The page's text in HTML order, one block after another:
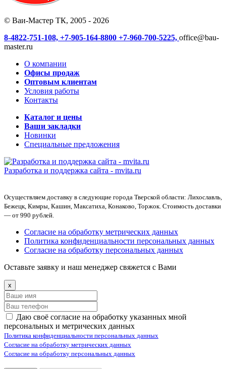
© Ваи-Мастер ТК, 2005 - 2026
8-4822-751-108, +7-905-164-8800 +7-960-700-5225, office@bau-
master.ru
О компании
Офисы продаж
Оптовым клиентам
Условия работы
Контакты
Каталог и цены
Ваши закладки
Новинки
Специальные предложения
Разработка и поддержка сайта - mvita.ru
Осуществляем доставку в следующие города Тверской области: Лихославль,
Бежецк, Кимры, Кашин, Максатиха, Конаково, Торжок. Стоимость доставки
— от 990 рублей.
Согласие на обработку метрических данных
Политика конфиденциальности персональных данных
Согласие на обработку персональных данных
Оставьте заявку и наш менеджер свяжется с Вами
x
Даю своё согласие на обработку указанных мной
персональных и метрических данных
Политика конфиденциальности персональных данных
Согласие на обработку метрических данных
Согласие на обработку персональных данных